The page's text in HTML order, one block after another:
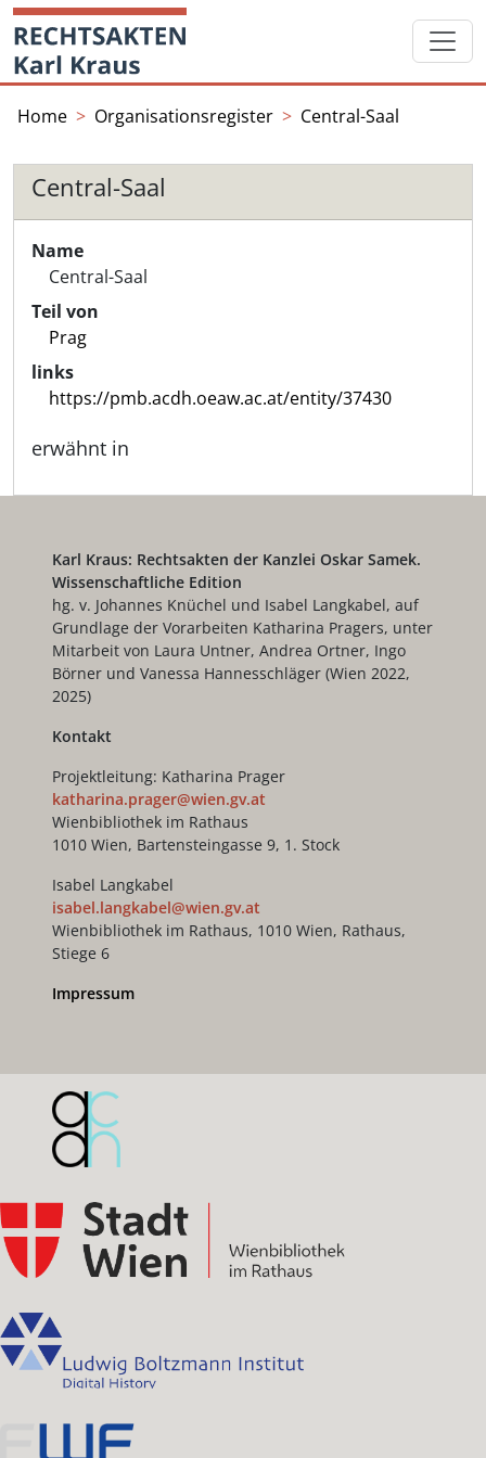
Skip
content
Startseite
Home Organisationsregister Central-Saal
Central-Saal
Name
Central-Saal
Teil von
Prag
links
https://pmb.acdh.oeaw.ac.at/entity/37430
erwähnt in
Karl Kraus: Rechtsakten der Kanzlei Oskar Samek.
Wissenschaftliche Edition
hg. v. Johannes Knüchel und Isabel Langkabel, auf
Grundlage der Vorarbeiten Katharina Pragers, unter
Mitarbeit von Laura Untner, Andrea Ortner, Ingo
Börner und Vanessa Hannesschläger (Wien 2022,
2025)
Kontakt
Projektleitung: Katharina Prager
katharina.prager@wien.gv.at
Wienbibliothek im Rathaus
1010 Wien, Bartensteingasse 9, 1. Stock
Isabel Langkabel
isabel.langkabel@wien.gv.at
Wienbibliothek im Rathaus, 1010 Wien, Rathaus,
Stiege 6
Impressum